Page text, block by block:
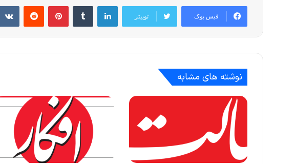
فیس بوک توییتر
لینکدین ‫تامبلر ‫پین‌ترست‫رددیت
نوشته های مشابه